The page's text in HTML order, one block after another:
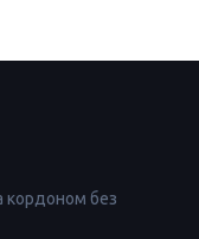
кордоном без